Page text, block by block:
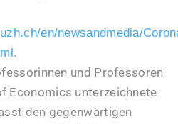
en/newsandmedia/
.
und Professoren
Economics unterzeichnete
den gegenwärtigen